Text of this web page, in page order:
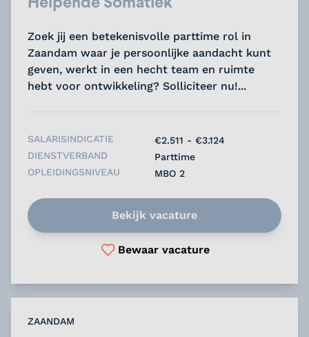
Zoek jij een betekenisvolle parttime rol in
Zaandam waar je persoonlijke aandacht kunt
geven, werkt in een hecht team en ruimte
hebt voor ontwikkeling? Solliciteer nu!...
SALARISINDICATIE
€2.511 - €3.124
DIENSTVERBAND
Parttime
OPLEIDINGSNIVEAU
MBO 2
Bekijk vacature
Bewaar vacature
ZAANDAM